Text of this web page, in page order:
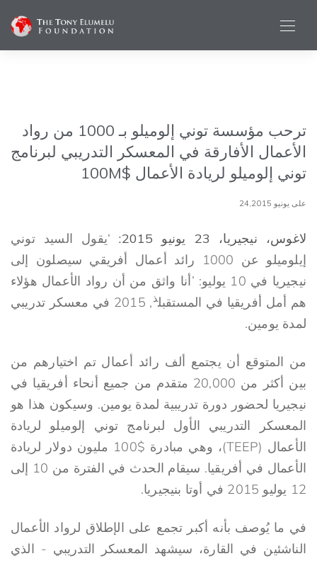
ترحب مؤسسة توني إلوميلو بـ 1000 من رواد
الأعمال الأفارقة في المعسكر التدريبي لبرنامج
توني إلوميلو لريادة الأعمال $100M
على يونيو 24,2015
لاغوس، نيجيريا، 23 يونيو 2015:
‘يقول السيد توني
إيلوميلو عن 1000 رائد أعمال أفريقي سيصلون إلى
نيجيريا في 10 يوليو: ’أنا واثق من أن رواد الأعمال هؤلاء
هم أمل أفريقيا في المستقبلذ
, 2015 في معسكر تدريبي
لمدة يومين.
من المتوقع أن يجتمع ألف رائد أعمال تم اختيارهم من
بين أكثر من 20,000 متقدم من جميع أنحاء أفريقيا في
نيجيريا لحضور دورة تدريبية لمدة يومين. وسيكون هذا هو
المعسكر التدريبي الأول لبرنامج توني إلوميلو لريادة
الأعمال (TEEP)، وهي مبادرة $100 مليون دولار لريادة
الأعمال في أفريقيا. سيقام الحدث في الفترة من 10 إلى
12 يوليو 2015 في أوتا بنيجيريا.
في ما يُوصف بأنه أكبر تجمع على الإطلاق لرواد الأعمال
الناشئين في القارة، سيشهد المعسكر التدريبي - الذي